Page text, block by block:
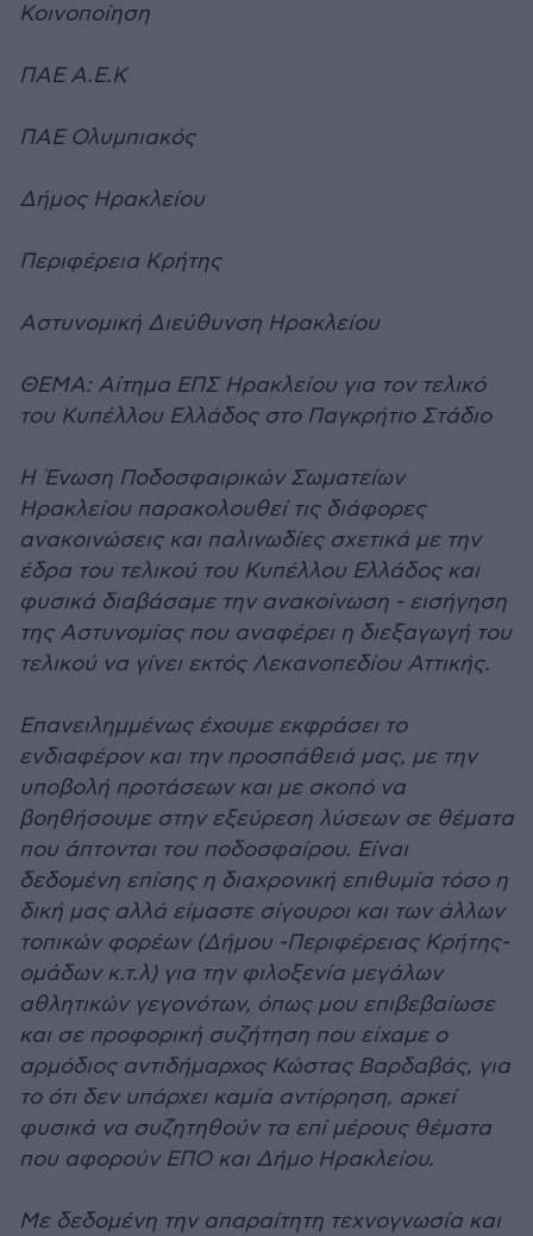
Κοινοποίηση
ΠΑΕ Α.Ε.Κ
ΠΑΕ Ολυμπιακός
Δήμος Ηρακλείου
Περιφέρεια Κρήτης
Αστυνομική Διεύθυνση Ηρακλείου
ΘΕΜΑ: Αίτημα ΕΠΣ Ηρακλείου για τον τελικό
του Κυπέλλου Ελλάδος στο Παγκρήτιο Στάδιο
Η Ένωση Ποδοσφαιρικών Σωματείων
Ηρακλείου παρακολουθεί τις διάφορες
ανακοινώσεις και παλινωδίες σχετικά με την
έδρα του τελικού του Κυπέλλου Ελλάδος και
φυσικά διαβάσαμε την ανακοίνωση - εισήγηση
της Αστυνομίας που αναφέρει η διεξαγωγή του
τελικού να γίνει εκτός Λεκανοπεδίου Αττικής.
Επανειλημμένως έχουμε εκφράσει το
ενδιαφέρον και την προσπάθειά μας, με την
υποβολή προτάσεων και με σκοπό να
βοηθήσουμε στην εξεύρεση λύσεων σε θέματα
που άπτονται του ποδοσφαίρου. Είναι
δεδομένη επίσης η διαχρονική επιθυμία τόσο η
δική μας αλλά είμαστε σίγουροι και των άλλων
τοπικών φορέων (Δήμου -Περιφέρειας Κρήτης-
ομάδων κ.τ.λ) για την φιλοξενία μεγάλων
αθλητικών γεγονότων, όπως μου επιβεβαίωσε
και σε προφορική συζήτηση που είχαμε ο
αρμόδιος αντιδήμαρχος Κώστας Βαρδαβάς, για
το ότι δεν υπάρχει καμία αντίρρηση, αρκεί
φυσικά να συζητηθούν τα επί μέρους θέματα
που αφορούν ΕΠΟ και Δήμο Ηρακλείου.
Με δεδομένη την απαραίτητη τεχνογνωσία και